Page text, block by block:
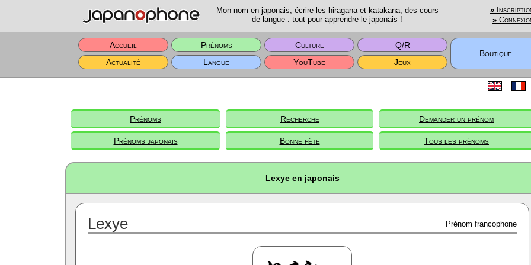
Mon nom en japonais, écrire les hiragana et katakana, des cours
de langue : tout pour apprendre le japonais !
»
»
Accueil Prénoms Culture
Q/R
Boutique
Actualité
Langue YouTube Jeux
Prénoms Recherche Demander un prénom
Prénoms japonais Bonne fête Tous les prénoms
Lexye en japonais
Lexye Prénom francophone